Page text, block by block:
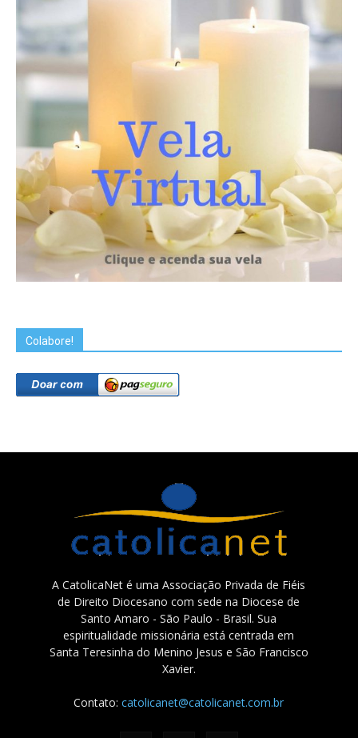
Colabore!
A CatolicaNet é uma Associação Privada de Fiéis
de Direito Diocesano com sede na Diocese de
Santo Amaro - São Paulo - Brasil. Sua
espiritualidade missionária está centrada em
Santa Teresinha do Menino Jesus e São Francisco
Xavier.
Contato:catolicanet@catolicanet.com.br